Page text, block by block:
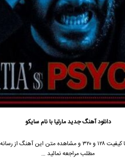
دانلود آهنگ جدیدمارتیا با نام سایکو
جهت دانلود آهنگ سایکو از مارتیا با کیفیت ۱۲۸ و ۳۲۰ و
مطلب مراجعه نمائید …